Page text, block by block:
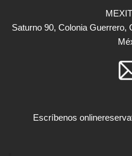
Saturno 90, Colonia Guerrero,
Escríbenos